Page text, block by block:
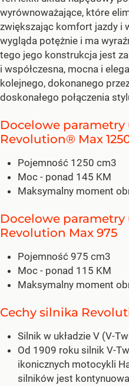
wyrównoważające, które
zwiększając komfort jazdy i
wygląda potężnie i ma
tego jego konstrukcja jest
i współczesna, mocna i
kolejnego, dokonanego
doskonałego połączenia
Docelowe
Revolution® Max
Pojemność 1250 cm3
Moc - ponad 145 KM
Maksymalny moment
Docelowe
Revolution Max 975
Pojemność 975 cm3
Moc - ponad 115 KM
Maksymalny moment
Cechy silnika
Silnik w układzie V (V-
Od 1909 roku silnik V-
ikonicznych motocykli
silników jest